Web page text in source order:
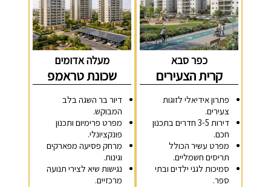
כפר סבא
קרית הצעירים
פתרון אידיאלי לזוגות
צעירים.
דירות 3-5 חדרים בתכנון
חכם.
מפרט עשיר הכולל
תריסים חשמליים.
סמיכות לגני ילדים ובתי
ספר.
מעלה אדומים
שכונת טראמפ
דיור בר השגה בלב
המבוקש.
מפרט פרימיום ותכנון
פונקציונלי.
מרחק פסיעה מפארקים
וגינות.
נגישות שיא לצירי תנועה
מרכזיים.